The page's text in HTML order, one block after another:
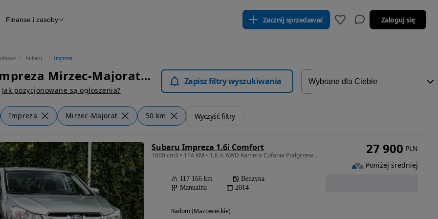
Raport z inspekcji
Otomoto News
Finanse i zasoby Zacznij sprzedawać Zaloguj się
Subaru Impreza
Subaru Impreza Mirzec-Majorat - Samochody Osobowe
Jak pozycjonowane są ogłoszenia?
Zapisz filtry wyszukiwania
Impreza Mirzec-Majorat 50 km Wyczyść filtry
Subaru Impreza 1.6i Comfort
1600 cm3 • 114 KM • 1,6 is AWD Kamera Cofania Podgrzewane Fotele Tempomat Klimatyzacja
117 166 km
Benzyna
Manualna
2014
Radom (Mazowieckie)
27 900 PLN
Poniżej średniej